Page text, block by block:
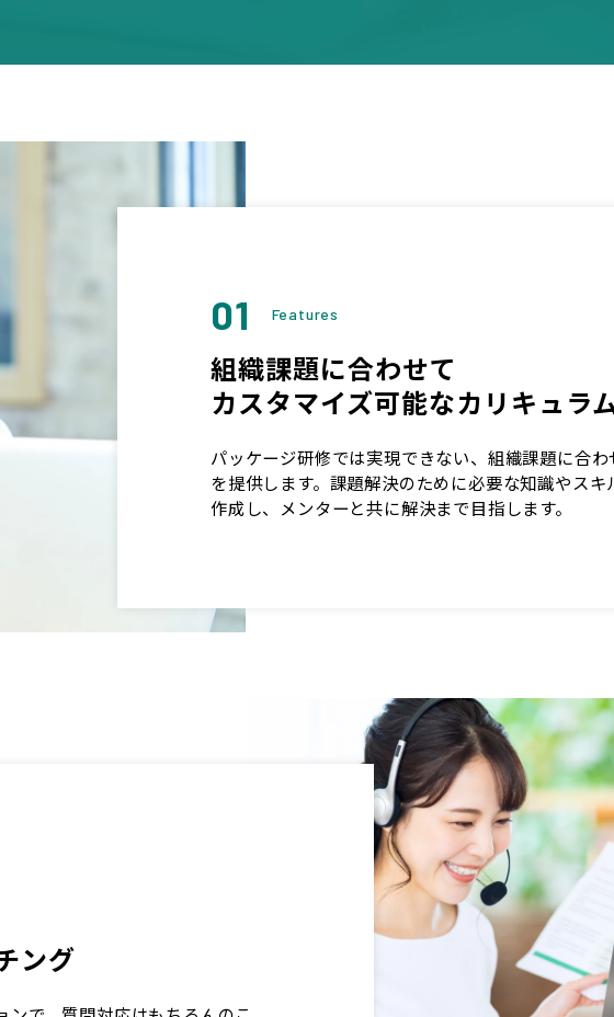
01 Features
組織課題に合わせて
カスタマイズ可能なカリキュラ
パッケージ研修では実現できない、組織課題に合
を提供します。課題解決のために必要な知識やス
作成し、メンターと共に解決まで目指します。
ング